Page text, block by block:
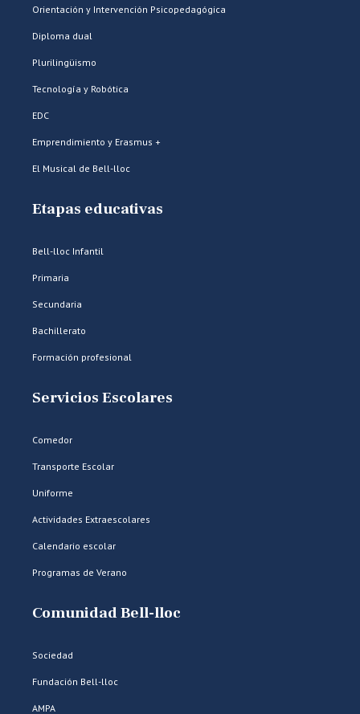
Orientación y Intervención Psicopedagógica
Diploma dual
Plurilingüismo
Tecnología y Robótica
EDC
Emprendimiento y Erasmus +
El Musical de Bell-lloc
Etapas educativas
Bell-lloc Infantil
Primaria
Secundaria
Bachillerato
Formación profesional
Servicios Escolares
Comedor
Transporte Escolar
Uniforme
Actividades Extraescolares
Calendario escolar
Programas de Verano
Comunidad Bell-lloc
Sociedad
Fundación Bell-lloc
AMPA